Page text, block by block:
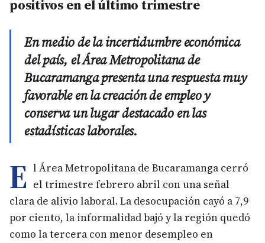
positivos en el último trimestre
En medio de la incertidumbre económica
del país, el Área Metropolitana de
Bucaramanga presenta una respuesta muy
favorable en la creación de empleo y
conserva un lugar destacado en las
estadísticas laborales.
E l Área Metropolitana de Bucaramanga cerró
el trimestre febrero abril con una señal
clara de alivio laboral. La desocupación cayó a 7,9
por ciento, la informalidad bajó y la región quedó
como la tercera con menor desempleo en